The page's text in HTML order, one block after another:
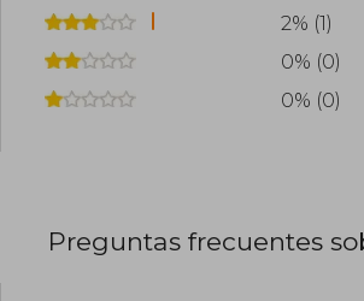
2% (1)
0% (0)
0% (0)
Preguntas frecuentes